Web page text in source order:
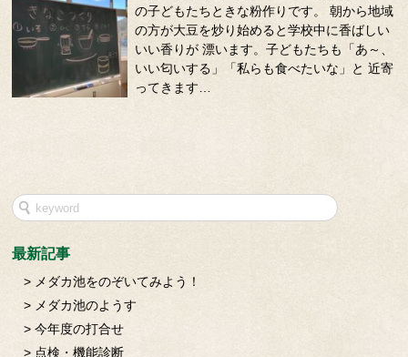
の子どもたちときな粉作りです。 朝から地域
の方が大豆を炒り始めると学校中に香ばしい
いい香りが 漂います。子どもたちも「あ～、
いい匂いする」「私らも食べたいな」と 近寄
ってきます…
最新記事
メダカ池をのぞいてみよう！
メダカ池のようす
今年度の打合せ
点検・機能診断